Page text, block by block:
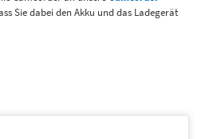
Sie dabei den Akku und das Ladegerät